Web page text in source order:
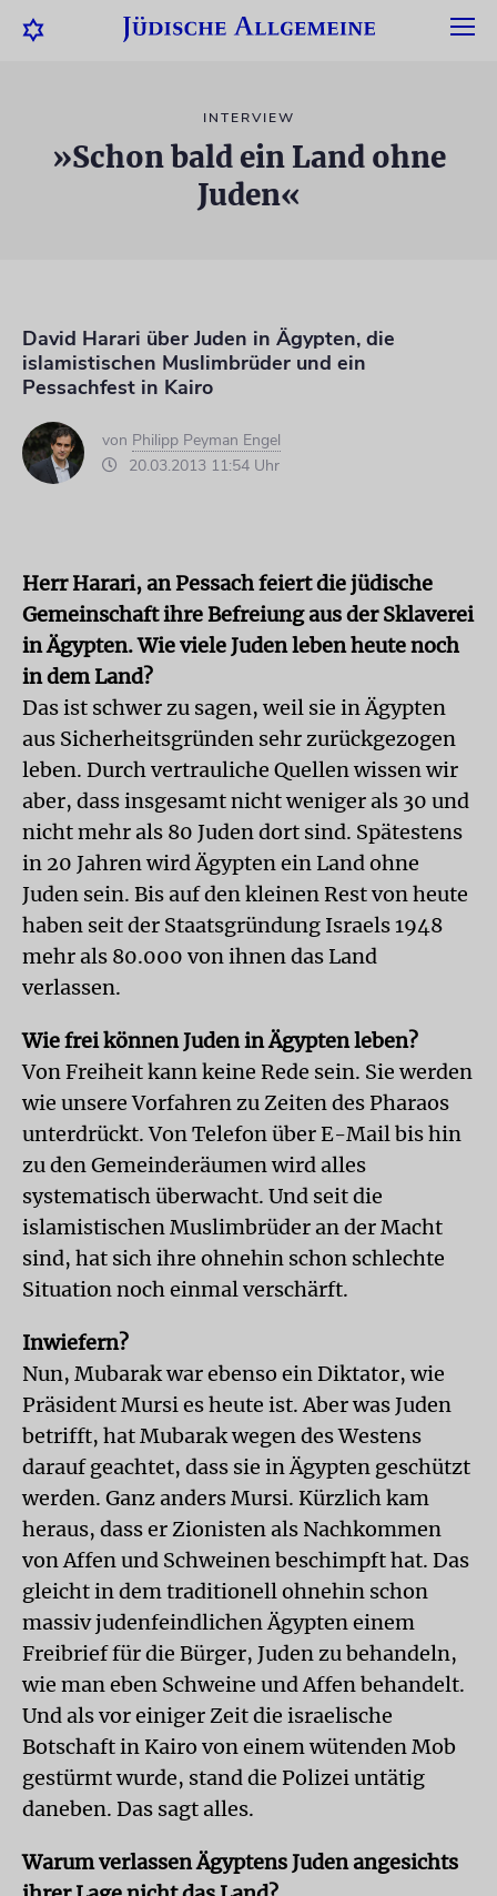
INTERVIEW
»Schon bald ein Land ohne
Juden«
David Harari über Juden in Ägypten, die
islamistischen Muslimbrüder und ein
Pessachfest in Kairo
von Philipp Peyman Engel
20.03.2013 11:54 Uhr
Herr Harari, an Pessach feiert die jüdische
Gemeinschaft ihre Befreiung aus der Sklaverei
in Ägypten. Wie viele Juden leben heute noch
in dem Land?
Das ist schwer zu sagen, weil sie in Ägypten
aus Sicherheitsgründen sehr zurückgezogen
leben. Durch vertrauliche Quellen wissen wir
aber, dass insgesamt nicht weniger als 30 und
nicht mehr als 80 Juden dort sind. Spätestens
in 20 Jahren wird Ägypten ein Land ohne
Juden sein. Bis auf den kleinen Rest von heute
haben seit der Staatsgründung Israels 1948
mehr als 80.000 von ihnen das Land
verlassen.
Wie frei können Juden in Ägypten leben?
Von Freiheit kann keine Rede sein. Sie werden
wie unsere Vorfahren zu Zeiten des Pharaos
unterdrückt. Von Telefon über E-Mail bis hin
zu den Gemeinderäumen wird alles
systematisch überwacht. Und seit die
islamistischen Muslimbrüder an der Macht
sind, hat sich ihre ohnehin schon schlechte
Situation noch einmal verschärft.
Inwiefern?
Nun, Mubarak war ebenso ein Diktator, wie
Präsident Mursi es heute ist. Aber was Juden
betrifft, hat Mubarak wegen des Westens
darauf geachtet, dass sie in Ägypten geschützt
werden. Ganz anders Mursi. Kürzlich kam
heraus, dass er Zionisten als Nachkommen
von Affen und Schweinen beschimpft hat. Das
gleicht in dem traditionell ohnehin schon
massiv judenfeindlichen Ägypten einem
Freibrief für die Bürger, Juden zu behandeln,
wie man eben Schweine und Affen behandelt.
Und als vor einiger Zeit die israelische
Botschaft in Kairo von einem wütenden Mob
gestürmt wurde, stand die Polizei untätig
daneben. Das sagt alles.
Warum verlassen Ägyptens Juden angesichts